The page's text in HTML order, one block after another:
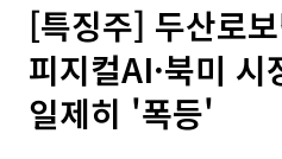
[특징주] 두산로
피지컬AI·북미 시
일제히 '폭등'